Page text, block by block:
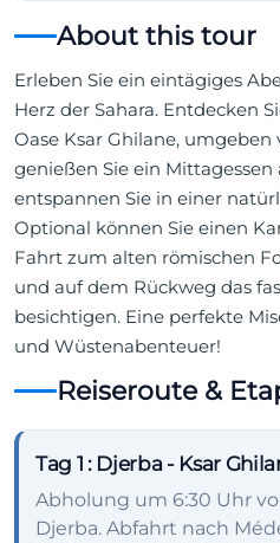
About this tour
Erleben Sie ein eintägiges
Herz der Sahara. Entdecken
Oase Ksar Ghilane,
genießen Sie ein
entspannen Sie in einer
Optional können Sie einen
Fahrt zum alten römischen
und auf dem Rückweg das
besichtigen. Eine perfekte
und Wüstenabenteuer!
Reiseroute &
Tag 1 : Djerba - Ksar
Abholung um 6:30 Uhr
Djerba. Abfahrt nach